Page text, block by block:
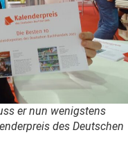
er nun wenigstens
des Deutschen